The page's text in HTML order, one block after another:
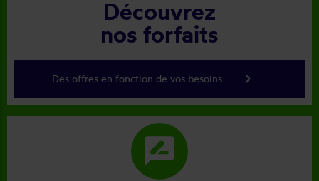
Découvrez
nos forfaits
Des offres en fonction de vos besoins keyboard_arrow_right
rate_review